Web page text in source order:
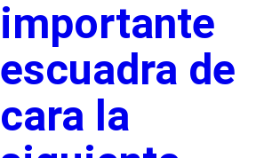
importante
escuadra de
cara la